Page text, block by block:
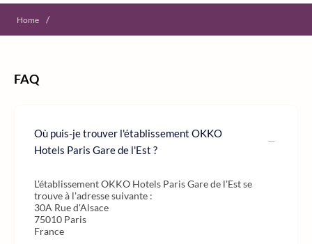
Home /
FAQ
Où puis-je trouver l'établissement OKKO
Hotels Paris Gare de l'Est ?
L'établissement OKKO Hotels Paris Gare de l'Est se
trouve à l'adresse suivante :
30A Rue d'Alsace
75010 Paris
France